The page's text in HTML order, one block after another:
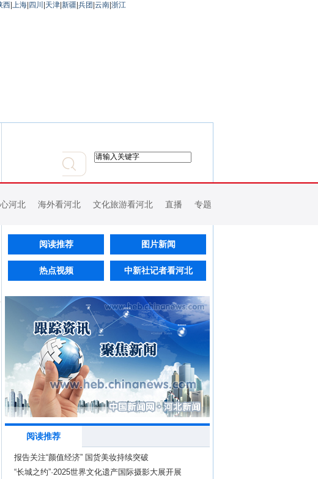
西 上海 四川 天津 新疆 兵团 云南 浙江
河北 海外看河北 文化旅游看河北 直播 专题
阅读推荐 图片新闻
热点视频 中新社记者看河北
阅读推荐
报告关注“颜值经济” 国货美妆持续突破
“长城之约”·2025世界文化遗产国际摄影大展开展